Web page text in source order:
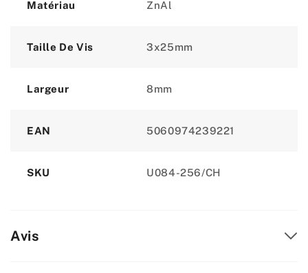
Matériau ZnAl
Taille De Vis 3x25mm
Largeur 8mm
EAN 5060974239221
SKU U084-256/CH
Avis